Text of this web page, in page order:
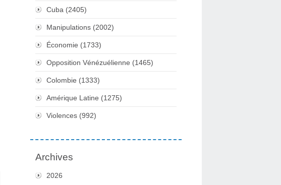
Cuba (2405)
Manipulations (2002)
Économie (1733)
Opposition Vénézuélienne (1465)
Colombie (1333)
Amérique Latine (1275)
Violences (992)
Archives
2026